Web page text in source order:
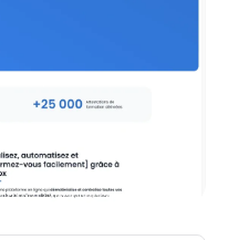
compliance prix